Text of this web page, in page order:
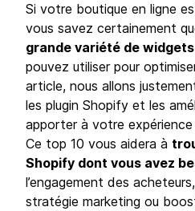
Si votre boutique en ligne
vous savez certainement
grande variété de
pouvez utiliser pour
article, nous allons
les plugin Shopify et les
apporter à votre
Ce top 10 vous aidera à
Shopify dont vous avez
l’engagement des
stratégie marketing ou